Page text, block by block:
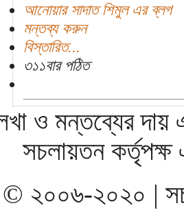
আনোয়ার সাদাত শিমুল এর ব্লগ
মন্তব্য করুন
বিস্তারিত...
৩১১বার পঠিত
ও মন্তব্যের দায়
সচলায়তন
© ২০০৬-২০২০ |